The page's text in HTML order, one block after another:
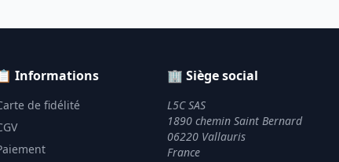
Informations
de fidélité
🏢 Siège social
L5C SAS
1890 chemin Saint Bernard
06220 Vallauris
France